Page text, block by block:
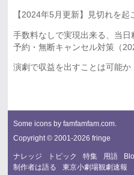
【2024年5月更新】見切れを起
手数料なしで実現出来る、当
予約・無断キャンセル対策（
演劇で収益を出すことは可能か
Some icons by famfamfam.com.
Copyright © 2001-2026 fringe
ナレッジ トピック 特集 用語
制作者は語る
東京小劇場観劇速報